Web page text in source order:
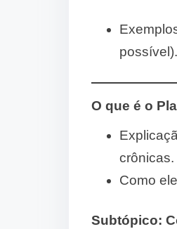
possível).
O que é o
crônicas.
Como
Subtópico: